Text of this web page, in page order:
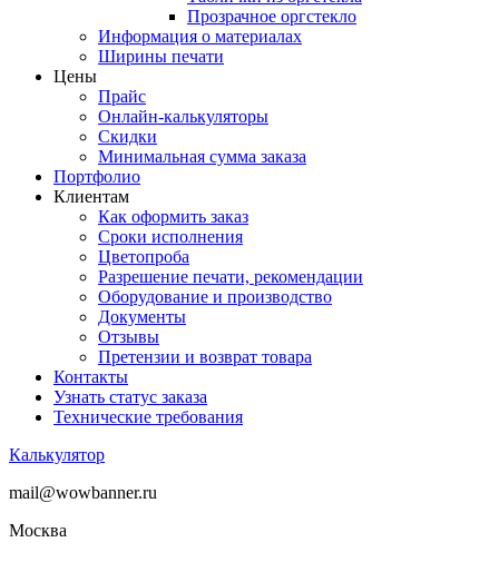
Прозрачное оргстекло
Информация о материалах
Ширины печати
Цены
Прайс
Онлайн-калькуляторы
Скидки
Минимальная сумма заказа
Портфолио
Клиентам
Как оформить заказ
Сроки исполнения
Цветопроба
Разрешение печати, рекомендации
Оборудование и производство
Документы
Отзывы
Претензии и возврат товара
Контакты
Узнать статус заказа
Технические требования
Калькулятор
mail@wowbanner.ru
Москва